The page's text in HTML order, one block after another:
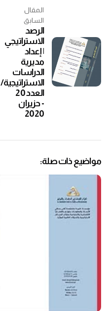
المقال
السابق
الرصد
الاستراتيجي
| إعداد
مديرية
الدراسات
الاستراتيجية/
العدد 20
- حزيران
2020
مواضيع ذات صلة: